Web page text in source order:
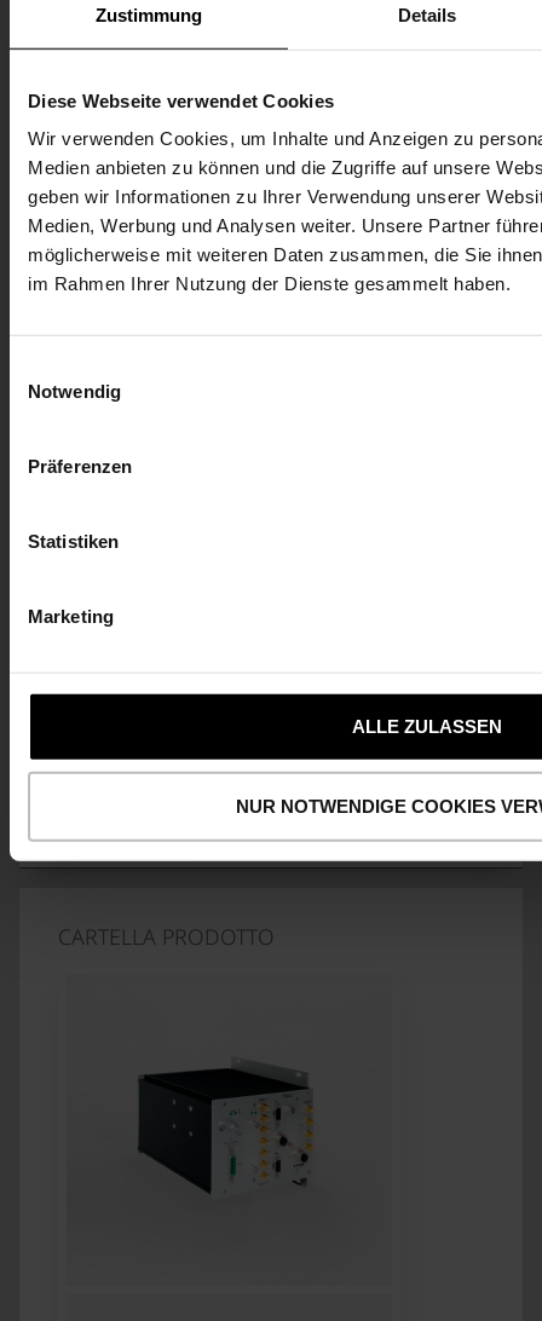
Zustimmung Details
Diese Webseite verwendet Cookies
Wir verwenden Cookies, um Inhalte und Anzeigen zu
Medien anbieten zu können und die Zugriffe auf unsere
geben wir Informationen zu Ihrer Verwendung unserer
Medien, Werbung und Analysen weiter. Unsere Partner
möglicherweise mit weiteren Daten zusammen, die Sie
im Rahmen Ihrer Nutzung der Dienste gesammelt haben.
Notwendig
Präferenzen
Statistiken
Marketing
ALLE ZULASSEN
NUR NOTWENDIGE COOKIES
15, Sub-6 GHz
5G NR NSA: n38/n41/n77/n78/n79
n1/n2/n3/n5/n7/n8/n12/n20/n25/n28/n38/n40/n41/
MIMO:DL: 4 × 4 MIMO su
n1/n2/n3/n7/n25/n38/n40/n41/n48/n66/n77/n78/n79
UL: 2 × 2 MIMO su n41/n77/n78/n79
LTE
Categoria LTE: DL Cat 16/ UL Cat 18
LTE-TDD: B34/B38/B39/B40/B41/B42/B43/B48
B1/B2/B3/B4/B7/B25/B30/B32/B34/B38/B39/B40/B41/
UMTS
GPS/GLONASS/BeiDou (bussola)/Galileo
CARTELLA PRODOTTO